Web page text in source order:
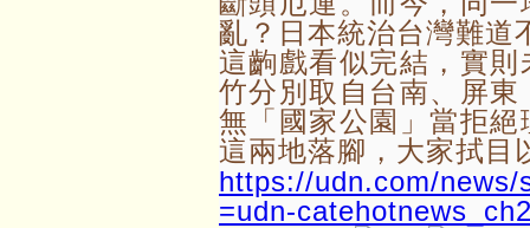
亂？日本統治台灣難道
這齣戲看似完結，實
竹分別取自台南、屏
無「國家公園」當拒
這兩地落腳，大家拭目
https://udn.com/
=udn-